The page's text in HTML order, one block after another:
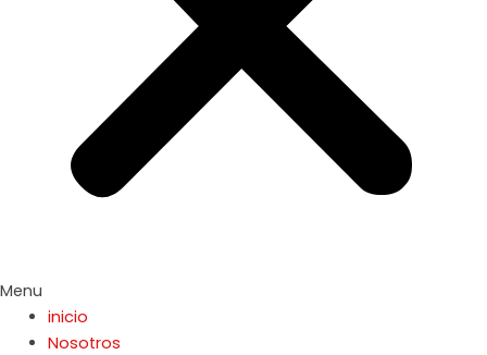
Menu
inicio
Nosotros